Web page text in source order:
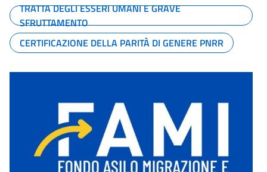
TRATTA DEGLI ESSERI UMANI E GRAVE
SFRUTTAMENTO
CERTIFICAZIONE DELLA PARITÀ DI GENERE PNRR